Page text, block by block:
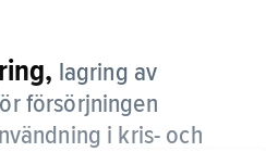
lagring av
försörjningen
i kris- och